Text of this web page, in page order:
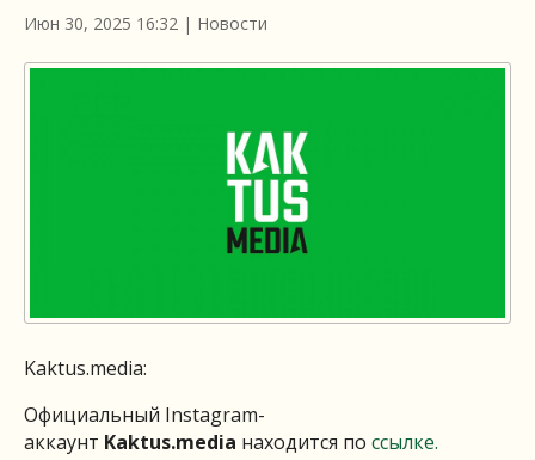
Июн 30, 2025 16:32 | Новости
Kaktus.media:
Официальный Instagram-
аккаунт Kaktus.media находится по ссылке.